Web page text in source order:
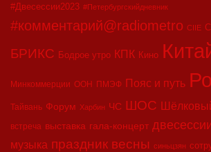
#Двесессии2023 #Петербургскийдневник
#комментарий@radiometro CIIE
БРИКС Бодрое утро КПК Кино
Минкоммерции ООН ПМЭФ Пояс и путь
Тайвань Форум Харбин ЧС ШОС
встреча выставка гала-концерт
музыка праздник весны синьцзян